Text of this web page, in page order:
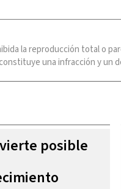
la reproducción total o
una infracción y un
posible